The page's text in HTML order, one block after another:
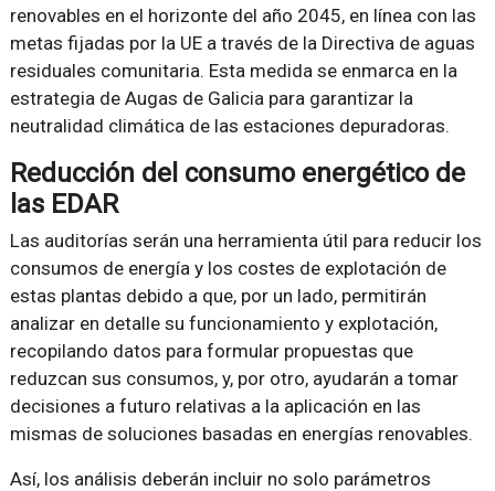
renovables en el horizonte del año 2045, en línea con las
metas fijadas por la UE a través de la Directiva de aguas
residuales comunitaria. Esta medida se enmarca en la
estrategia de Augas de Galicia para garantizar la
neutralidad climática de las estaciones depuradoras.
Reducción del consumo energético de
las EDAR
Las auditorías serán una herramienta útil para reducir los
consumos de energía y los costes de explotación de
estas plantas debido a que, por un lado, permitirán
analizar en detalle su funcionamiento y explotación,
recopilando datos para formular propuestas que
reduzcan sus consumos, y, por otro, ayudarán a tomar
decisiones a futuro relativas a la aplicación en las
mismas de soluciones basadas en energías renovables.
Así, los análisis deberán incluir no solo parámetros